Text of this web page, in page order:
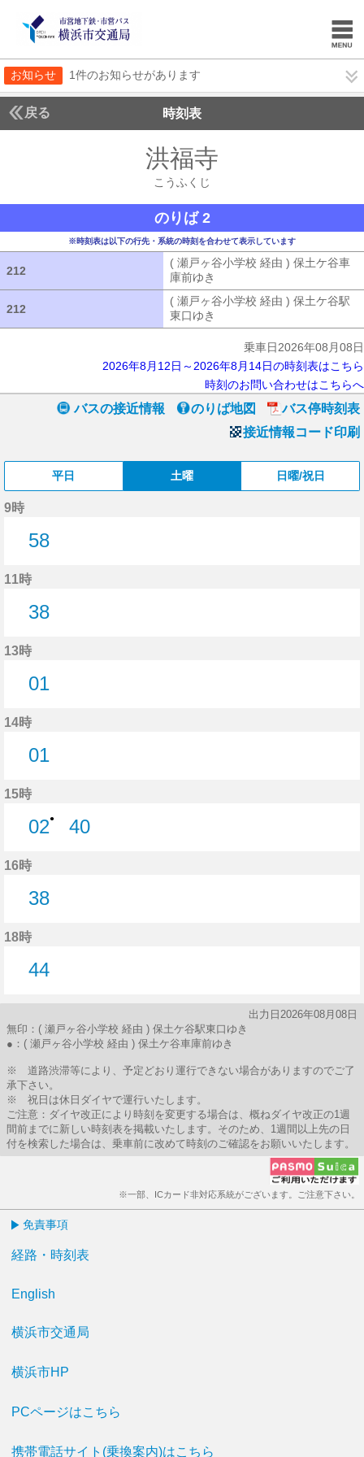
お知らせ 1件のお知らせがあります
戻る 時刻表
洪福寺
こうふくじ
のりば 2
※時刻表は以下の行先・系統の時刻を合わせて表示しています
212
( 瀬戸ヶ谷小学校 経由 ) 保土ケ谷車
庫前ゆき
212
( 瀬戸ヶ谷小学校 経由 ) 保土ケ谷駅
東口ゆき
乗車日2026年08月08日
2026年8月12日～2026年8月14日の時刻表はこちら
時刻のお問い合わせはこちらへ
バスの接近情報 のりば地図
バス停時刻表
接近情報コード印刷
平日 土曜 日曜/祝日
9時
58
11時
38
13時
01
14時
01
15時
02●
40
16時
38
18時
44
出力日2026年08月08日
無印：( 瀬戸ヶ谷小学校 経由 ) 保土ケ谷駅東口ゆき
●：( 瀬戸ヶ谷小学校 経由 ) 保土ケ谷車庫前ゆき
※ 道路渋滞等により、予定どおり運行できない場合がありますのでご了
承下さい。
※ 祝日は休日ダイヤで運行いたします。
ご注意：ダイヤ改正により時刻を変更する場合は、概ねダイヤ改正の1週
間前までに新しい時刻表を掲載いたします。そのため、1週間以上先の日
付を検索した場合は、乗車前に改めて時刻のご確認をお願いいたします。
※一部、ICカード非対応系統がございます。ご注意下さい。
免責事項
経路・時刻表
English
横浜市交通局
横浜市HP
PCページはこちら
携帯電話サイト(乗換案内)はこちら